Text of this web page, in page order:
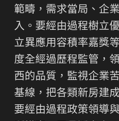
範疇，需求當局、企
入。要經由過程樹立
立異應用容積率嘉獎
度全經過歷程監管，
西的品質，監視企業
基線，把各類新房建成
要經由過程政策領導